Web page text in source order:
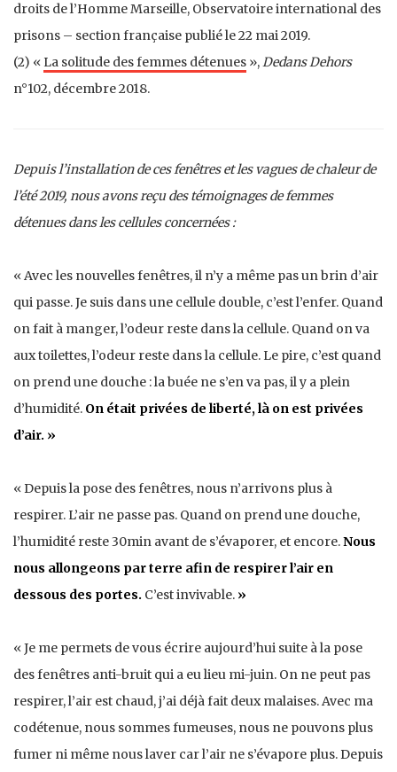
droits de l’Homme Marseille, Observatoire international des
prisons – section française publié le 22 mai 2019.
(2) « La solitude des femmes détenues »,Dedans Dehors
n°102, décembre 2018.
Depuis l’installation de ces fenêtres et les vagues de chaleur de
l’été 2019, nous avons reçu des témoignages de femmes
détenues dans les cellules concernées :
« Avec les nouvelles fenêtres, il n’y a même pas un brin d’air
qui passe. Je suis dans une cellule double, c’est l’enfer. Quand
on fait à manger, l’odeur reste dans la cellule. Quand on va
aux toilettes, l’odeur reste dans la cellule. Le pire, c’est quand
on prend une douche : la buée ne s’en va pas, il y a plein
d’humidité. On était privées de liberté, là on est privées
d’air. »
« Depuis la pose des fenêtres, nous n’arrivons plus à
respirer. L’air ne passe pas. Quand on prend une douche,
l’humidité reste 30min avant de s’évaporer, et encore.Nous
nous allongeons par terre afin de respirer l’air en
dessous des portes. C’est invivable. »
« Je me permets de vous écrire aujourd’hui suite à la pose
des fenêtres anti-bruit qui a eu lieu mi-juin. On ne peut pas
respirer, l’air est chaud, j’ai déjà fait deux malaises. Avec ma
codétenue, nous sommes fumeuses, nous ne pouvons plus
fumer ni même nous laver car l’air ne s’évapore plus. Depuis